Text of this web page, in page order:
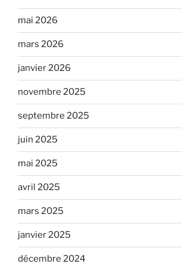
mai 2026
mars 2026
janvier 2026
novembre 2025
septembre 2025
juin 2025
mai 2025
avril 2025
mars 2025
janvier 2025
décembre 2024